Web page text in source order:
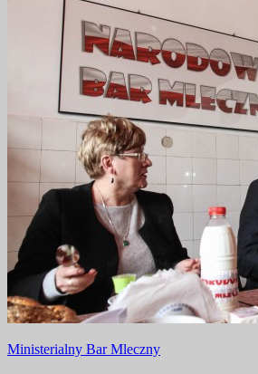
Nawigacja
Ministerialny Bar Mleczny